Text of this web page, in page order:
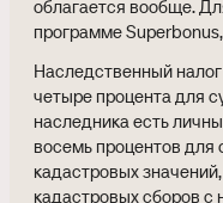
облагается вообще.
программе
Наследственный
четыре процента для
наследника есть
восемь процентов для
кадастровых
кадастровых сборов